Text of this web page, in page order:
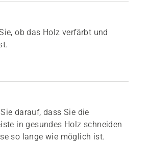
ob das Holz verfärbt und
darauf, dass Sie die
in gesundes Holz schneiden
so lange wie möglich ist.